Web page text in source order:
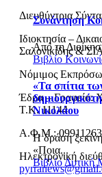
Συνάντηση
Από τη
Βιβλίο
«Τα σπίτια
Νικολάου
Η δράση
«Ποια...
ΒιβλίοΔυτική
Διευθύντρια
Ιδιοκτησία –
Σαλονικίδης &
Νόμιμος
Έδρα – Γραφεία:
Τ.Κ. 11144
Α.Φ.Μ.:
Ηλεκτρονική